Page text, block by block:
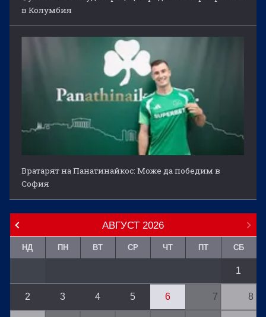
в Колумбия
Вратарят на Панатинайкос: Може да победим в
София
АВГУСТ 2026
НД ПН ВТ СР ЧТ ПТ СБ
1
2 3 4 5 6 7 8